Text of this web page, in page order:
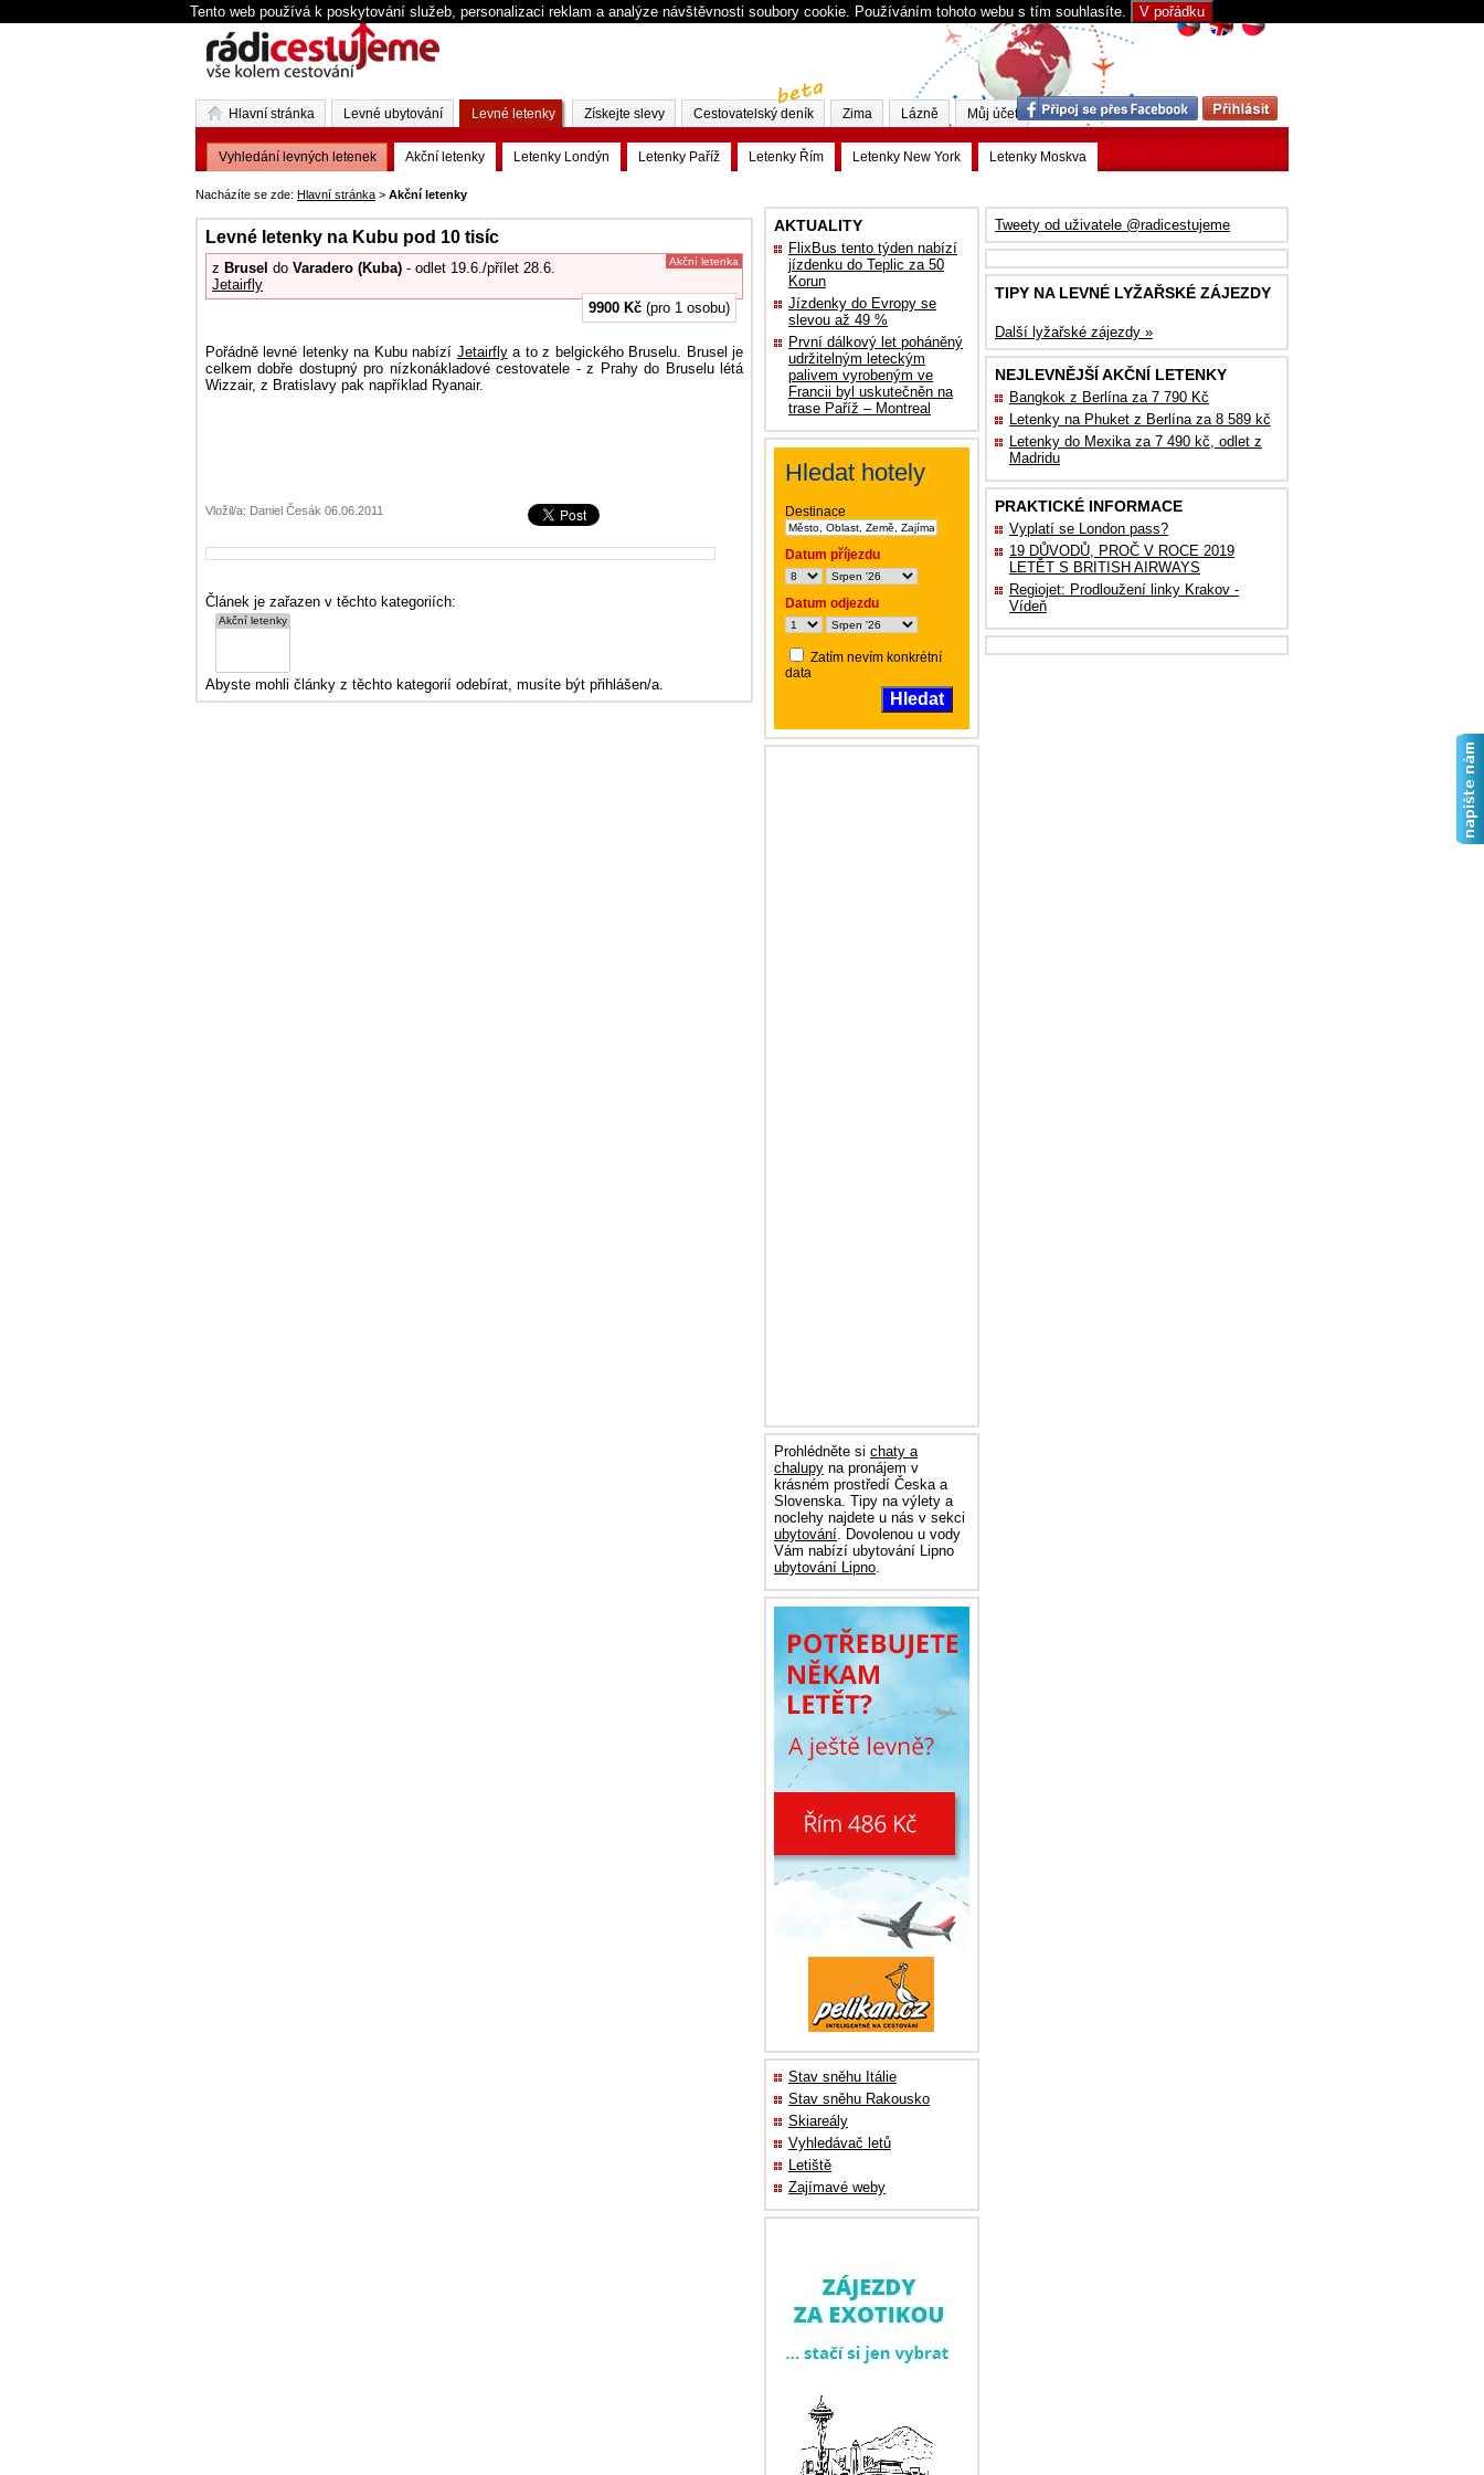
Tento web používá k poskytování služeb, personalizaci reklam a analýze návštěvnosti soubory cookie. Používáním tohoto webu s tím souhlasíte. V pořádku
Nacházíte se zde: Hlavní stránka > Akční letenky
Levné letenky na Kubu pod 10 tisíc
z Brusel do Varadero (Kuba) - odlet 19.6./přílet 28.6.
Jetairfly
9900 Kč (pro 1 osobu)
Akční letenka
Pořádně levné letenky na Kubu nabízí Jetairflya to z belgického Bruselu. Brusel je
celkem dobře dostupný pro nízkonákladové cestovatele - z Prahy do Bruselu létá
Wizzair, z Bratislavy pak například Ryanair.
Vložil/a: Daniel Česák 06.06.2011
Článek je zařazen v těchto kategoriích:
Abyste mohli články z těchto kategorií odebírat, musíte být přihlášen/a.
Tweety od uživatele @radicestujeme
TIPY NA LEVNÉ LYŽAŘSKÉ ZÁJEZDY
Další lyžařské zájezdy »
NEJLEVNĚJŠÍ AKČNÍ LETENKY
Bangkok z Berlína za 7 790 Kč
Letenky na Phuket z Berlína za 8 589 kč
Letenky do Mexika za 7 490 kč, odlet z
Madridu
PRAKTICKÉ INFORMACE
Vyplatí se London pass?
19 DŮVODŮ, PROČ V ROCE 2019
LETĚT S BRITISH AIRWAYS
Regiojet: Prodloužení linky Krakov -
Vídeň
AKTUALITY
FlixBus tento týden nabízí
jízdenku do Teplic za 50
Korun
Jízdenky do Evropy se
slevou až 49 %
První dálkový let poháněný
udržitelným leteckým
palivem vyrobeným ve
Francii byl uskutečněn na
trase Paříž – Montreal
Hledat hotely
Destinace
Datum příjezdu
Datum odjezdu
Zatím nevím konkrétní
data
Hledat
Prohlédněte si chaty a
chalupy na pronájem v
krásném prostředí Česka a
Slovenska. Tipy na výlety a
noclehy najdete u nás v sekci
ubytování. Dovolenou u vody
Vám nabízí ubytování Lipno
ubytování Lipno.
Stav sněhu Itálie
Stav sněhu Rakousko
Skiareály
Vyhledávač letů
Letiště
Zajímavé weby
Hlavní stránka Levné ubytování Levné letenky
Vyhledání levných letenek Akční letenky Letenky Londýn Letenky Paříž Letenky Řím Letenky New York Letenky Moskva
Získejte slevy Cestovatelský deník Zima Lázně Můj účet